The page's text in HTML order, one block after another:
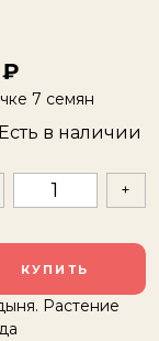
7 семян
Есть в наличии
+
КУПИТЬ
Растение